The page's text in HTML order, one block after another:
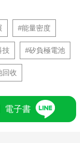
#能量密度
技 #矽負極電池
回收
電子書